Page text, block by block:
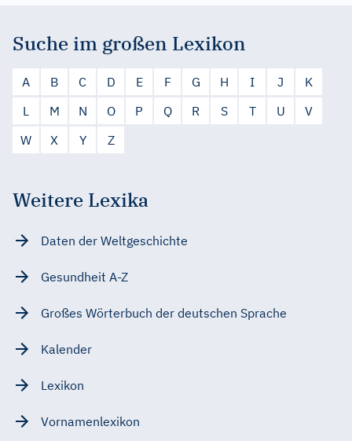
Suche im großen Lexikon
A B C D E F G H I J
K
L
M N O P Q R S T U
V
W
X Y Z
Weitere Lexika
Daten der Weltgeschichte
Gesundheit A-Z
Großes Wörterbuch der deutschen Sprache
Kalender
Lexikon
Vornamenlexikon